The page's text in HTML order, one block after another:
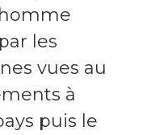
les
vues au
à
puis le